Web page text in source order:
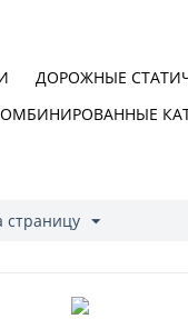
ДОРОЖНЫЕ
страницу